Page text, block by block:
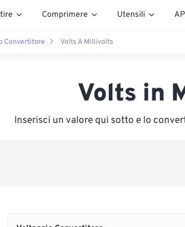
Comprimere Utensili
Convertitore Volts A Millivolts
Volts in
Inserisci un valore qui sotto e lo